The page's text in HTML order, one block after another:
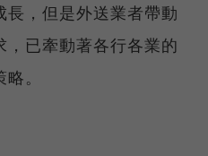
，但是外送業者帶動
已牽動著各行各業的
。